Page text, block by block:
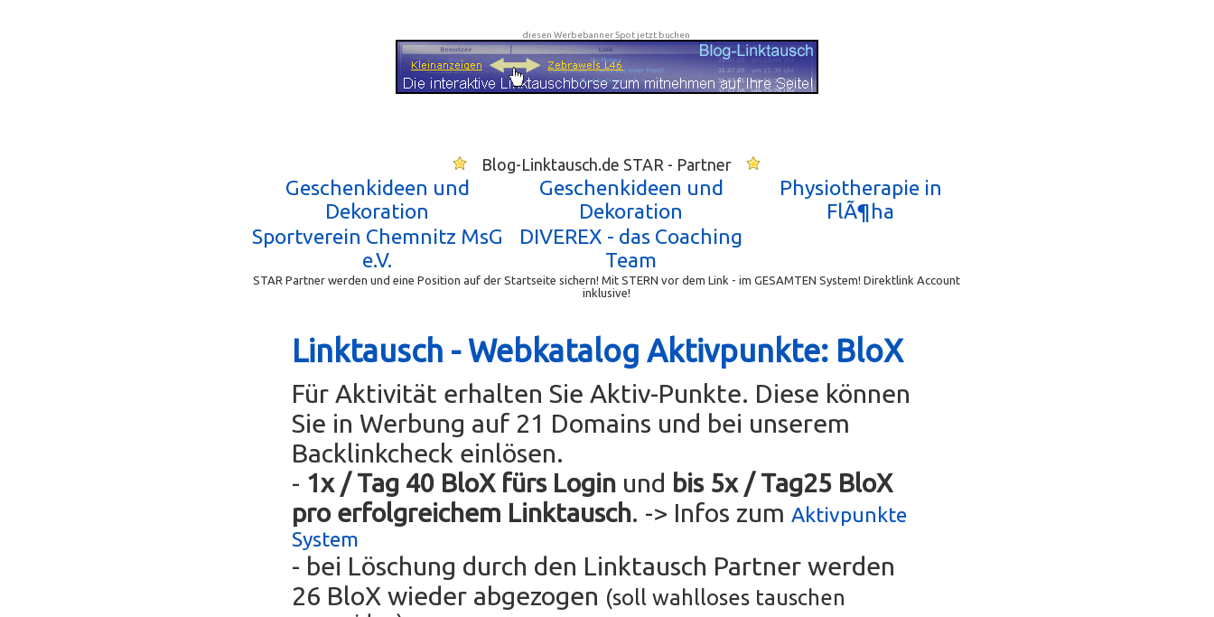
diesen Werbebanner Spot jetzt buchen
Blog-Linktausch.de STAR - Partner
Geschenkideen und
Dekoration
Geschenkideen und
Dekoration
Physiotherapie in
FlÃ¶ha
Sportverein Chemnitz MsG
e.V.
DIVEREX - das Coaching
Team
STAR Partner werden und eine Position auf der Startseite sichern! Mit STERN vor dem Link - im GESAMTEN System! Direktlink Account
inklusive!
Linktausch - Webkatalog Aktivpunkte: BloX
Für Aktivität erhalten Sie Aktiv-Punkte. Diese können
Sie in Werbung auf 21 Domains und bei unserem
Backlinkcheck einlösen.
- 1x / Tag 40 BloX fürs Login und bis 5x / Tag25 BloX
pro erfolgreichem Linktausch. -> Infos zum Aktivpunkte
System
- bei Löschung durch den Linktausch Partner werden
26 BloX wieder abgezogen (soll wahlloses tauschen